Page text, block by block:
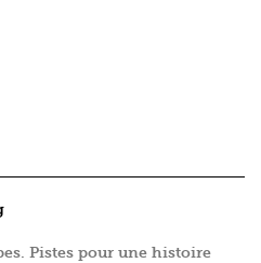
Pistes pour une histoire